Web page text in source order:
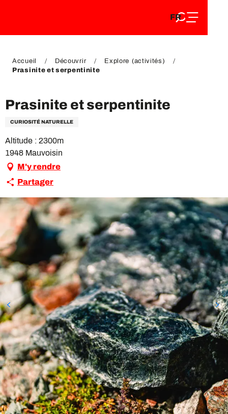
DE
FR
EN
Accueil Découvrir
Explore (activités)
Prasinite et serpentinite
Prasinite et serpentinite
CURIOSITÉ NATURELLE
Altitude : 2300m
1948 Mauvoisin
M'y rendre
Partager